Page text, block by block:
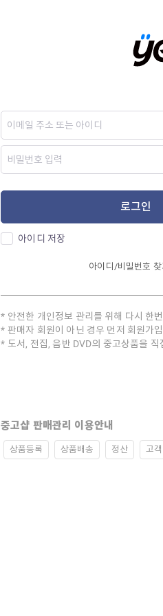
로그인
아이디 저장
아이디/비밀번호 찾
안전한 개인정보 관리를 위해 다시 한
판매자 회원이 아닌 경우 먼저 회원가
도서, 전집, 음반 DVD의 중고상품을
중고샵 판매관리 이용안내
상품등록 상품배송 정산 고